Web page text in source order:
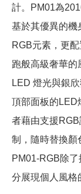
計。PM01為
基於其優異的機
RGB元素，更
跑般高級奢華的
LED 燈光與銀
頂部面板的LED
者藉由支援
制，隨時替換顏
PM01-RGB除
分展現個人風格